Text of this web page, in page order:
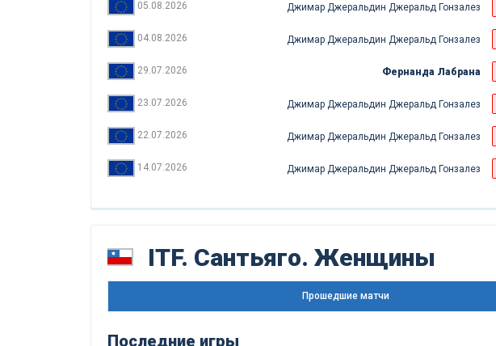
05.08.2026 Джимар Джеральдин Джеральд Гонзалез
04.08.2026 Джимар Джеральдин Джеральд Гонзалез
29.07.2026 Фернанда Лабрана
23.07.2026 Джимар Джеральдин Джеральд Гонзалез
22.07.2026 Джимар Джеральдин Джеральд Гонзалез
14.07.2026 Джимар Джеральдин Джеральд Гонзалез
ITF. Сантьяго. Женщины
Прошедшие матчи
Последние игры